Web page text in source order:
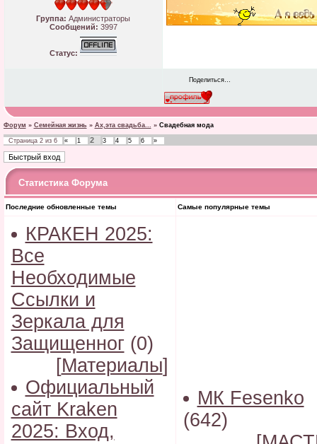
Группа: Администраторы
Сообщений: 3997
Статус:
Поделиться…
Форум » Семейная жизнь » Ах,эта свадьба... » Свадебная мода
Страница 2из 6 « 1 2 3 4 5 6 »
Статистика Форума
Последние обновленные темы Самые популярные темы
КРАКЕН 2025:
Все
Необходимые
Ссылки и
Зеркала для
Защищенног (0)
[Материалы]
Официальный
сайт Kraken
2025: Вход,
МК Fesenko
(642)